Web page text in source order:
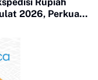
Rupiah
2026, Perkuat